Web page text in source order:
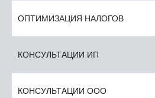
ОПТИМИЗАЦИЯ НАЛОГОВ
КОНСУЛЬТАЦИИ ИП
КОНСУЛЬТАЦИИ ООО